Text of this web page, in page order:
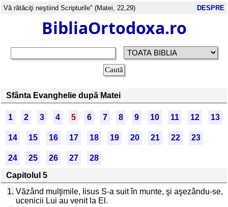
Vă rătăciţi neştiind Scripturile" (Matei, 22,29) DESPRE
BibliaOrtodoxa.ro
Sfânta Evanghelie după Matei
1 2 3 4 5 6 7 8 9 10 11 12 13
14 15 16 17 18 19 20 21 22 23
24 25 26 27
28
Capitolul 5
1. Văzând mulţimile, Iisus S-a suit în munte, şi aşezându-se,
ucenicii Lui au venit la El.